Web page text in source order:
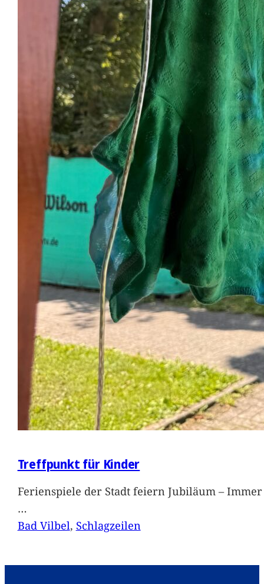
Treffpunkt für Kinder
Ferienspiele der Stadt feiern Jubiläum –
…
Bad Vilbel, Schlagzeilen